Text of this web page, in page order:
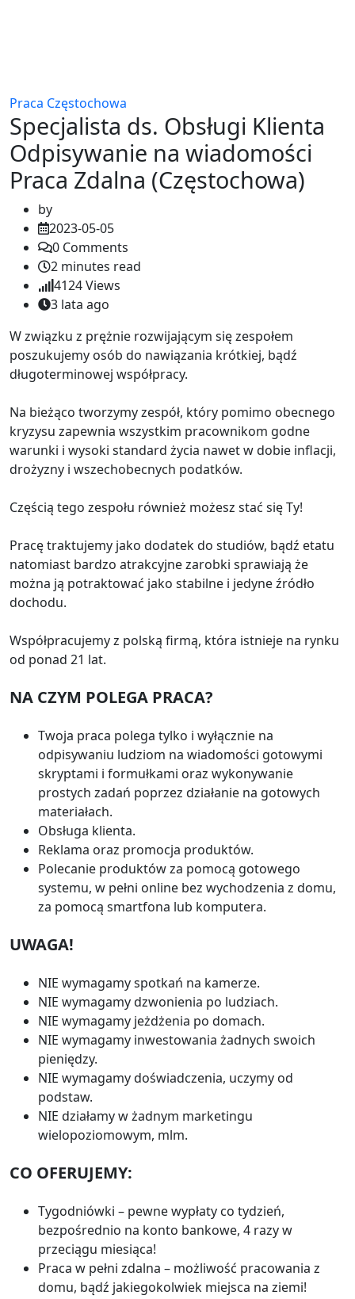
Praca Częstochowa
Specjalista ds. Obsługi Klienta
Odpisywanie na wiadomości
Praca Zdalna (Częstochowa)
by
2023-05-05
0 Comments
2 minutes read
4124Views
3 lata ago
W związku z prężnie rozwijającym się zespołem
poszukujemy osób do nawiązania krótkiej, bądź
długoterminowej współpracy.
Na bieżąco tworzymy zespół, który pomimo obecnego
kryzysu zapewnia wszystkim pracownikom godne
warunki i wysoki standard życia nawet w dobie inflacji,
drożyzny i wszechobecnych podatków.
Częścią tego zespołu również możesz stać się Ty!
Pracę traktujemy jako dodatek do studiów, bądź etatu
natomiast bardzo atrakcyjne zarobki sprawiają że
można ją potraktować jako stabilne i jedyne źródło
dochodu.
Współpracujemy z polską firmą, która istnieje na rynku
od ponad 21 lat.
NA CZYM POLEGA PRACA?
Twoja praca polega tylko i wyłącznie na
odpisywaniu ludziom na wiadomości gotowymi
skryptami i formułkami oraz wykonywanie
prostych zadań poprzez działanie na gotowych
materiałach.
Obsługa klienta.
Reklama oraz promocja produktów.
Polecanie produktów za pomocą gotowego
systemu, w pełni online bez wychodzenia z domu,
za pomocą smartfona lub komputera.
UWAGA!
NIE wymagamy spotkań na kamerze.
NIE wymagamy dzwonienia po ludziach.
NIE wymagamy jeżdżenia po domach.
NIE wymagamy inwestowania żadnych swoich
pieniędzy.
NIE wymagamy doświadczenia, uczymy od
podstaw.
NIE działamy w żadnym marketingu
wielopoziomowym, mlm.
CO OFERUJEMY:
Tygodniówki – pewne wypłaty co tydzień,
bezpośrednio na konto bankowe, 4 razy w
przeciągu miesiąca!
Praca w pełni zdalna – możliwość pracowania z
domu, bądź jakiegokolwiek miejsca na ziemi!